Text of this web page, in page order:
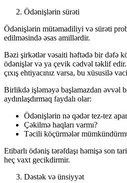
Ödənişlərin sürəti
Ödənişlərin mütəmadiliyi və sürəti
edilməsində əsas amillərdir.
Bəzi şirkətlər vəsaiti həftədə bir dəfə
ödənişlər və ya çevik cədvəl təklif edir.
çıxış ehtiyacınız varsa, bu xüsusilə
Birlikdə işləməyə başlamazdan əvvəl
aydınlaşdırmaq faydalı olar:
Ödənişlərin nə qədər tez-tez
Çəkilmə haqları varmı?
Təcili köçürmələr
Etibarlı ödəniş tərəfdaşı həmişə son
heç vaxt gecikdirmir.
Dəstək və ünsiyyət